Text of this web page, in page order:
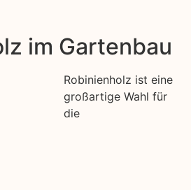
im Gartenbau
Robinienholz ist eine
großartige Wahl für
die